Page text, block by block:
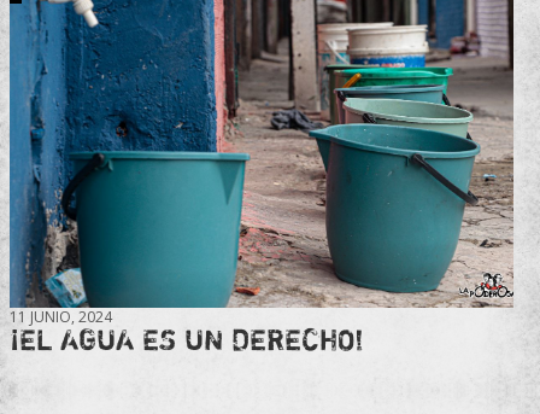
11 JUNIO, 2024
¡EL AGUA ES UN DERECHO!